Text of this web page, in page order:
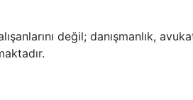
değil; danışmanlık,